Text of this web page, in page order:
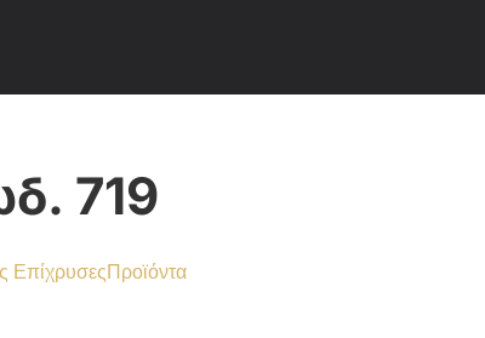
719
ΕπίχρυσεςΠροϊόντα